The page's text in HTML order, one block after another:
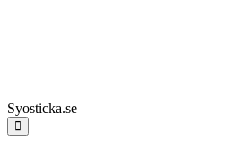
Syosticka.se